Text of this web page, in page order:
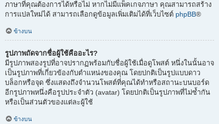
ภาษาที่คุณต้องการได้หรือไม่ หากไม่มีแพ็คเกจภาษา คุณสามารถสร้าง
การแปลใหม่ได้ สามารถเลือกดูข้อมูลเพิ่มเติมได้ที่เว็บไซต์ phpBB®
ข้างบน
รูปภาพถัดจากชื่อผู้ใช้คืออะไร?
มีรูปภาพสองรูปที่อาจปรากฏพร้อมกับชื่อผู้ใช้เมื่อดูโพสต์ หนึ่งในนั้นอาจ
เป็นรูปภาพที่เกี่ยวข้องกับตำแหน่งของคุณ โดยปกติเป็นรูปแบบดาว
บล็อกหรือจุด ซึ่งแสดงถึงจำนวนโพสต์ที่คุณได้ทำหรือสถานะบนบอร์ด
อีกรูปภาพหนึ่งคือรูปประจำตัว (avatar) โดยปกติเป็นรูปภาพที่ไม่ซ้ำกัน
หรือเป็นส่วนตัวของแต่ละผู้ใช้
ข้างบน